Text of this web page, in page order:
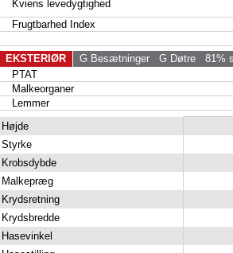
Kviens levedygtighed
Frugtbarhed Index
EKSTERIØR
G BesætningerG Døtre81%
PTAT
Malkeorganer
Lemmer
Højde
Styrke
Krobsdybde
Malkepræg
Krydsretning
Krydsbredde
Hasevinkel